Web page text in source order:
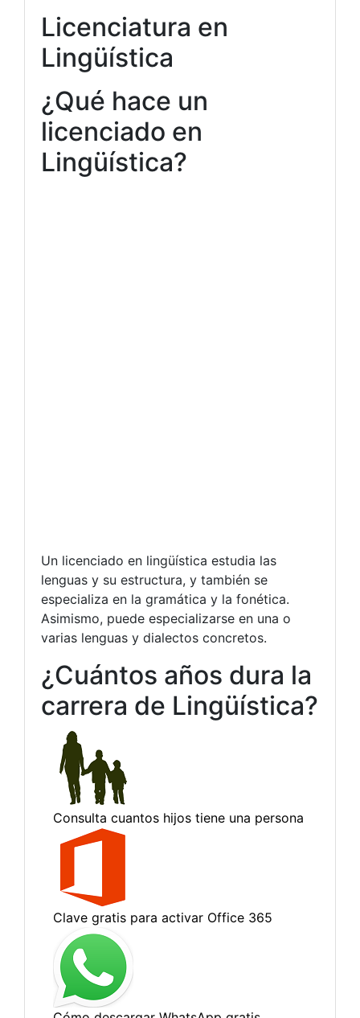
Licenciatura en
Lingüística
¿Qué hace un
licenciado en
Lingüística?
Un licenciado en lingüística estudia las
lenguas y su estructura, y también se
especializa en la gramática y la fonética.
Asimismo, puede especializarse en una o
varias lenguas y dialectos concretos.
¿Cuántos años dura la
carrera de Lingüística?